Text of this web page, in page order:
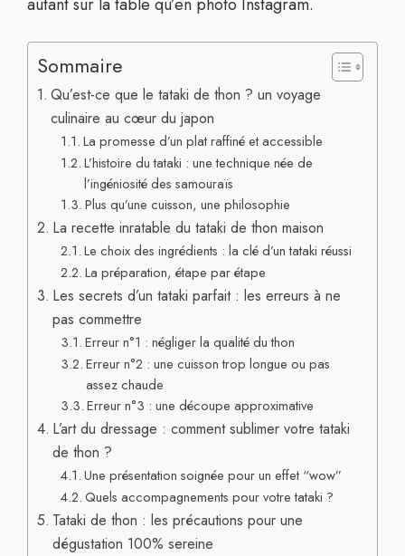
Sommaire
Qu’est-ce que le tataki de thon ? un voyage
culinaire au cœur du japon
La promesse d’un plat raffiné et accessible
L’histoire du tataki : une technique née de
l’ingéniosité des samouraïs
Plus qu’une cuisson, une philosophie
La recette inratable du tataki de thon maison
Le choix des ingrédients : la clé d’un tataki réussi
La préparation, étape par étape
Les secrets d’un tataki parfait : les erreurs à ne
pas commettre
Erreur n°1 : négliger la qualité du thon
Erreur n°2 : une cuisson trop longue ou pas
assez chaude
Erreur n°3 : une découpe approximative
L’art du dressage : comment sublimer votre tataki
de thon ?
Une présentation soignée pour un effet “wow”
Quels accompagnements pour votre tataki ?
Tataki de thon : les précautions pour une
dégustation 100% sereine